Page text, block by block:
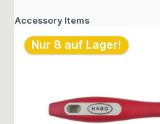
Accessory Items
Nur 8 auf Lager!